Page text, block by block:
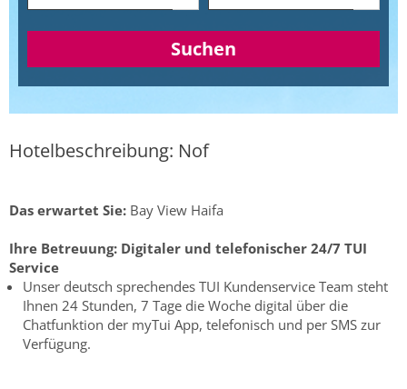
Suchen
Hotelbeschreibung: Nof
Das erwartet Sie: Bay View Haifa
Ihre Betreuung: Digitaler und telefonischer 24/7 TUI
Service
Unser deutsch sprechendes TUI Kundenservice Team steht
Ihnen 24 Stunden, 7 Tage die Woche digital über die
Chatfunktion der myTui App, telefonisch und per SMS zur
Verfügung.